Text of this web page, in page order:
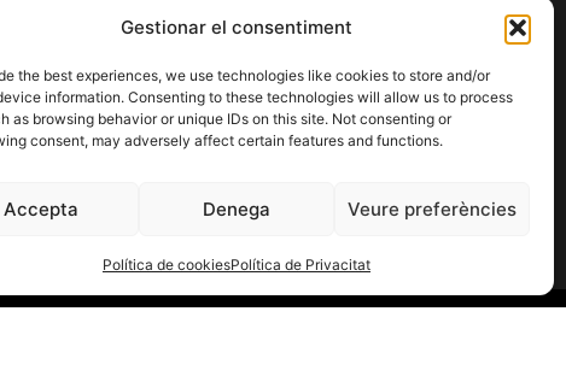
Gestionar el consentiment
the best experiences, we use technologies like cookies to store and/or
information. Consenting to these technologies will allow us to process
as browsing behavior or unique IDs on this site. Not consenting or
consent, may adversely affect certain features and functions.
Accepta Denega Veure preferències
Política de cookiesPolítica de Privacitat
i Enviament
Comprar